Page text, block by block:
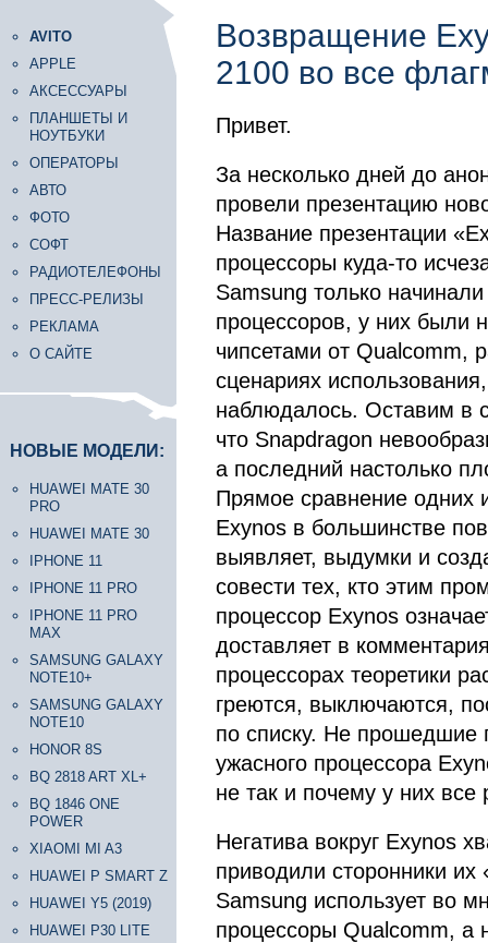
AVITO
APPLE
АКСЕССУАРЫ
ПЛАНШЕТЫ И
НОУТБУКИ
ОПЕРАТОРЫ
АВТО
ФОТО
СОФТ
РАДИОТЕЛЕФОНЫ
ПРЕСС-РЕЛИЗЫ
РЕКЛАМА
О САЙТЕ
НОВЫЕ МОДЕЛИ:
HUAWEI MATE 30
PRO
HUAWEI MATE 30
IPHONE 11
IPHONE 11 PRO
IPHONE 11 PRO
MAX
SAMSUNG GALAXY
NOTE10+
SAMSUNG GALAXY
NOTE10
HONOR 8S
BQ 2818 ART XL+
BQ 1846 ONE
POWER
XIAOMI MI A3
HUAWEI P SMART Z
HUAWEI Y5 (2019)
HUAWEI P30 LITE
Возвращение
2100 во все
Привет.
За несколько дней до
провели презентацию
Название презентации
процессоры куда-то
Samsung только
процессоров, у них были
чипсетами от Qualcomm,
сценариях
наблюдалось. Оставим в
что Snapdragon
а последний настолько
Прямое сравнение одних
Exynos в большинстве
выявляет, выдумки и
совести тех, кто этим
процессор Exynos
доставляет в
процессорах теоретики
греются, выключаются,
по списку. Не прошедшие
ужасного процессора
не так и почему у них все
Негатива вокруг Exynos
приводили сторонники их
Samsung использует во
процессоры Qualcomm, а